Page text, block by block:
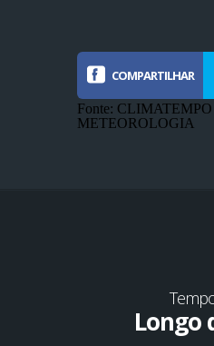
COMPARTILHAR
Fonte: CLIMATEMPO
METEOROLOGIA
Longo